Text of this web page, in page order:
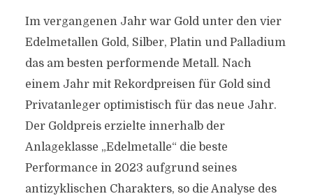
Im vergangenen Jahr war Gold unter den vier
Edelmetallen Gold, Silber, Platin und Palladium
das am besten performende Metall. Nach
einem Jahr mit Rekordpreisen für Gold sind
Privatanleger optimistisch für das neue Jahr.
Der Goldpreis erzielte innerhalb der
Anlageklasse „Edelmetalle“ die beste
Performance in 2023 aufgrund seines
antizyklischen Charakters, so die Analyse des